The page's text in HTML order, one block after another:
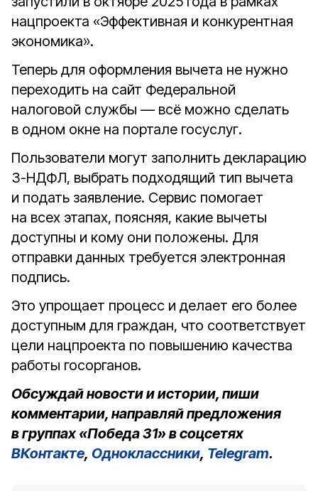
нацпроекта «Эффективная и конкурентная
экономика».
Теперь для оформления вычета не нужно
переходить на сайт Федеральной
налоговой службы — всё можно сделать
в одном окне на портале госуслуг.
Пользователи могут заполнить декларацию
3-НДФЛ, выбрать подходящий тип вычета
и подать заявление. Сервис помогает
на всех этапах, поясняя, какие вычеты
доступны и кому они положены. Для
отправки данных требуется электронная
подпись.
Это упрощает процесс и делает его более
доступным для граждан, что соответствует
цели нацпроекта по повышению качества
работы госорганов.
Обсуждай новости и истории, пиши
комментарии, направляй предложения
в группах «Победа 31» в соцсетях
ВКонтакте, Одноклассники, Telegram.